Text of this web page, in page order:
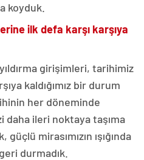
koyduk.
ilk defa karşı karşıya
yıldırma girişimleri, tarihimiz
kaldığımız bir durum
her döneminde
daha ileri noktaya taşıma
mirasımızın ışığında
durmadık.